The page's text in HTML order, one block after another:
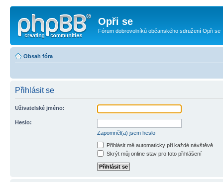
Opři se
Fórum dobrovolníků občanského sdružení Opři se
Obsah fóra
Přihlásit se
Uživatelské jméno:
Heslo:
Zapomněl(a) jsem heslo
Přihlásit mě automaticky při každé návštěvě
Skrýt můj online stav pro toto přihlášení